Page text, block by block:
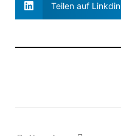
Teilen auf Linkdin